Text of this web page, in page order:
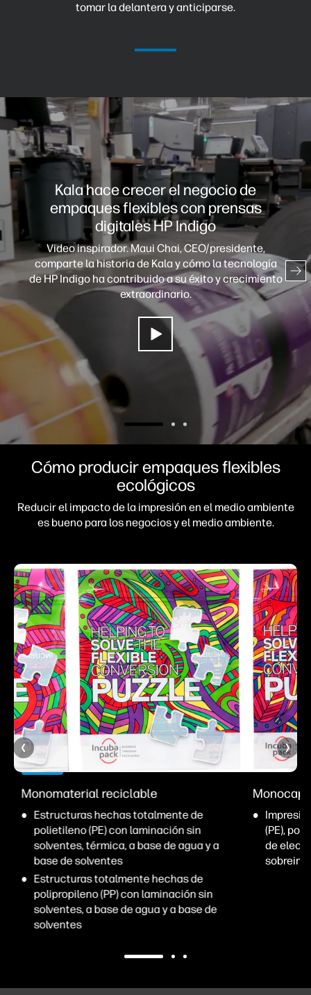
tomar la delantera y anticiparse.
Kala hace crecer el negocio de
empaques flexibles con prensas
digitales HP Indigo
Video inspirador. Maui Chai, CEO/presidente,
comparte la historia de Kala y cómo la tecnología
de HP Indigo ha contribuido a su éxito y crecimiento
extraordinario.
Cómo producir empaques flexibles
ecológicos
Reducir el impacto de la impresión en el medio ambiente
es bueno para los negocios y el medio ambiente.
Monomaterial reciclable
Estructuras hechas totalmente de
polietileno (PE) con laminación sin
solventes, térmica, a base de agua y a
base de solventes
Estructuras totalmente hechas de
polipropileno (PP) con laminación sin
solventes, a base de agua y a base de
solventes
(PE),
de